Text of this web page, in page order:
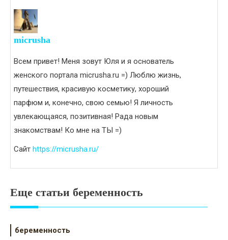
micrusha
Всем привет! Меня зовут Юля и я основатель
женского портала micrusha.ru =) Люблю жизнь,
путешествия, красивую косметику, хороший
парфюм и, конечно, свою семью! Я личность
увлекающаяся, позитивная! Рада новым
знакомствам! Ко мне на ТЫ =)
Сайт https://micrusha.ru/
Еще статьи беременность
беременность